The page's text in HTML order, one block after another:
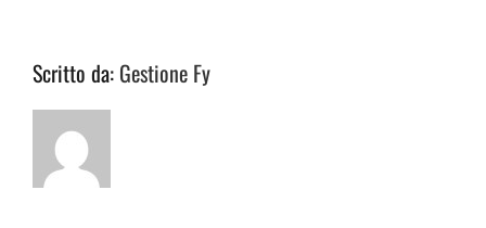
Scritto da: Gestione Fy